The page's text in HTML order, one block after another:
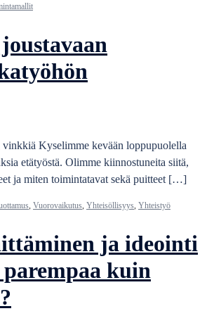
Kyselimme kevään loppupuolella
etätyöstä. Olimme kiinnostuneita siitä,
ja miten toimintatavat sekä puitteet […]
Vuorovaikutus Yhteisöllisyys Yhteistyö
ja ideointi
kuin